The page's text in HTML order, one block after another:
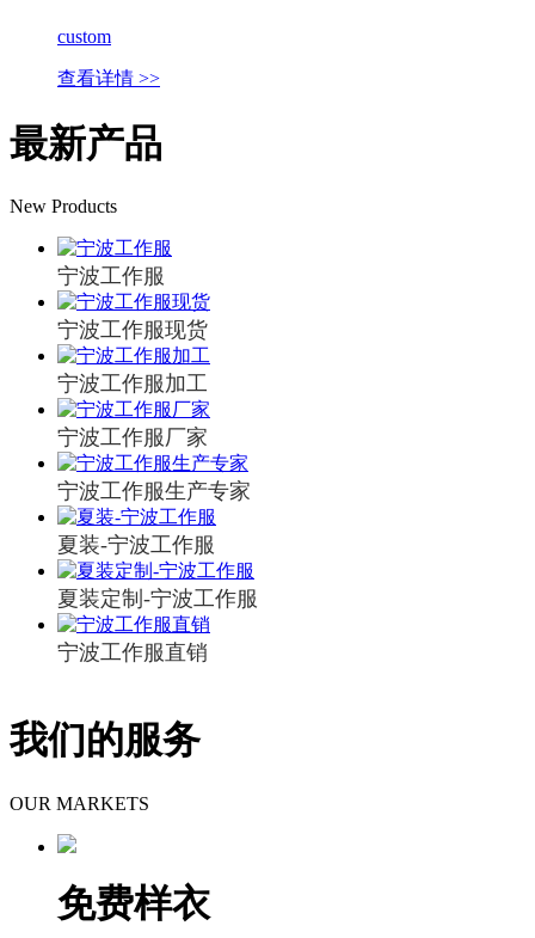
custom
查看详情 >>
最新产品
New Products
宁波工作服
宁波工作服现货
宁波工作服加工
宁波工作服厂家
宁波工作服生产专家
夏装-宁波工作服
夏装定制-宁波工作服
宁波工作服直销
我们的服务
OUR MARKETS
免费样衣